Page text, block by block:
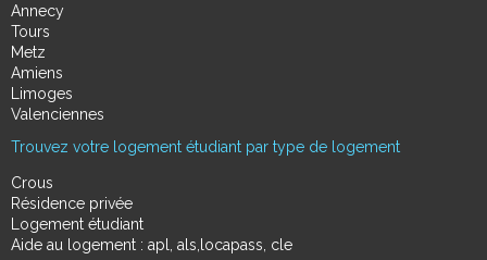
Annecy
Tours
Metz
Amiens
Limoges
Valenciennes
Trouvez votre logement étudiant par type de logement
Crous
Résidence privée
Logement étudiant
Aide au logement : apl, als,locapass, cle